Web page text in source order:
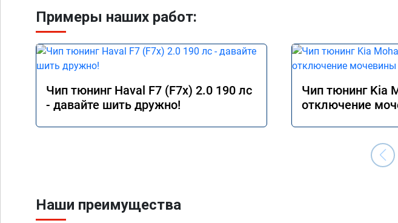
Примеры наших работ:
Чип тюнинг Haval F7 (F7x) 2.0 190 лс
- давайте шить дружно!
Чип тюнинг Kia
отключение
Наши преимущества